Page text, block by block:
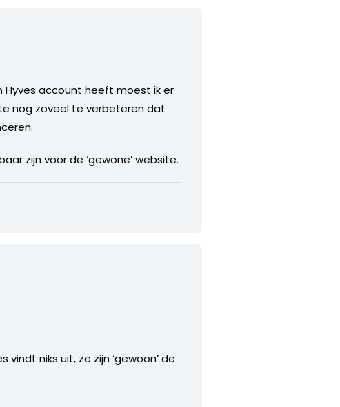
Hyves account heeft moest ik er
nog zoveel te verbeteren dat
zijn voor de ‘gewone’ website.
niks uit, ze zijn ‘gewoon’ de